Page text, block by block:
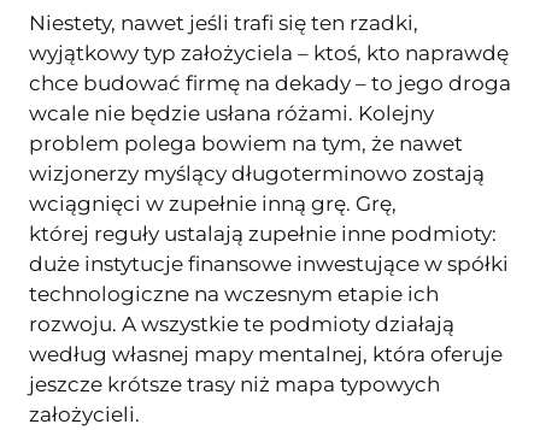
Niestety, nawet jeśli trafi się ten rzadki,
wyjątkowy typ założyciela – ktoś, kto naprawdę
chce budować firmę na dekady – to jego droga
wcale nie będzie usłana różami. Kolejny
problem polega bowiem na tym, że nawet
wizjonerzy myślący długoterminowo zostają
wciągnięci w zupełnie inną grę. Grę,
której reguły ustalają zupełnie inne podmioty:
duże instytucje finansowe inwestujące w spółki
technologiczne na wczesnym etapie ich
rozwoju. A wszystkie te podmioty działają
według własnej mapy mentalnej, która oferuje
jeszcze krótsze trasy niż mapa typowych
założycieli.